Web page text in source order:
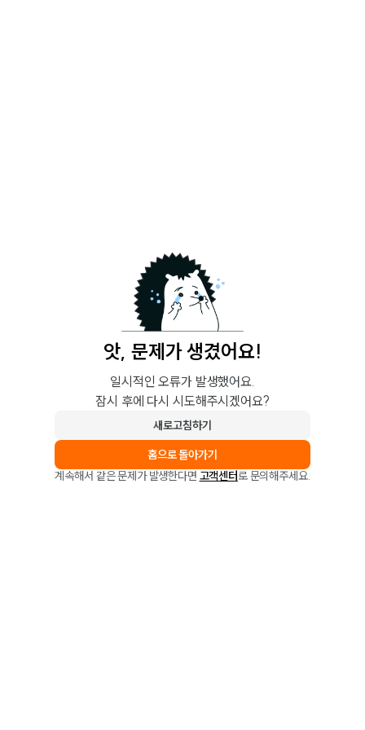
앗, 문제가 생겼어요!
일시적인 오류가 발생했어요.
잠시 후에 다시 시도해주시겠어요?
새로고침하기
홈으로 돌아가기
계속해서 같은 문제가 발생한다면 고객센터로 문의해주세요.